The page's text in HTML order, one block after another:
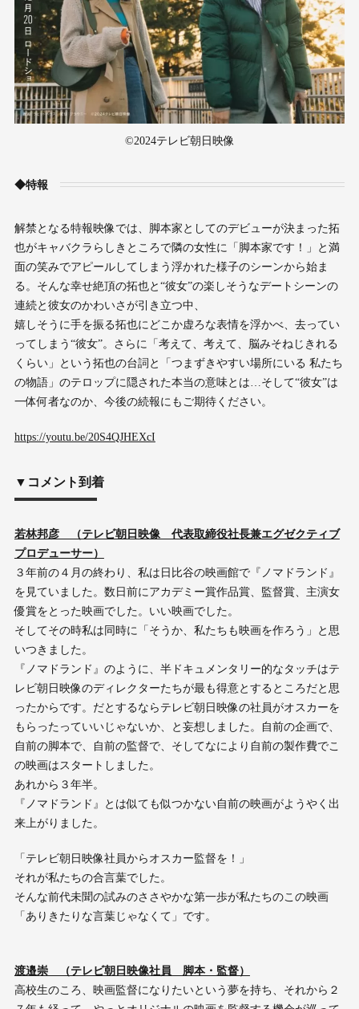
©2024テレビ朝日映像
◆特報
解禁となる特報映像では、脚本家としてのデビューが決まった拓
也がキャバクラらしきところで隣の女性に「脚本家です！」と満
面の笑みでアピールしてしまう浮かれた様子のシーンから始ま
る。そんな幸せ絶頂の拓也と“彼女”の楽しそうなデートシーンの
連続と彼女のかわいさが引き立つ中、
嬉しそうに手を振る拓也にどこか虚ろな表情を浮かべ、去ってい
ってしまう“彼女”。さらに「考えて、考えて、脳みそねじきれる
くらい」という拓也の台詞と「つまずきやすい場所にいる 私たち
の物語」のテロップに隠された本当の意味とは…そして“彼女”は
一体何者なのか、今後の続報にもご期待ください。
https://youtu.be/20S4QJHEXcI
▼コメント到着
若林邦彦 （テレビ朝日映像 代表取締役社長兼エグゼクティブ
プロデューサー）
３年前の４月の終わり、私は日比谷の映画館で『ノマドランド』
を見ていました。数日前にアカデミー賞作品賞、監督賞、主演女
優賞をとった映画でした。いい映画でした。
そしてその時私は同時に「そうか、私たちも映画を作ろう」と思
いつきました。
『ノマドランド』のように、半ドキュメンタリー的なタッチはテ
レビ朝日映像のディレクターたちが最も得意とするところだと思
ったからです。だとするならテレビ朝日映像の社員がオスカーを
もらったっていいじゃないか、と妄想しました。自前の企画で、
自前の脚本で、自前の監督で、そしてなにより自前の製作費でこ
の映画はスタートしました。
あれから３年半。
『ノマドランド』とは似ても似つかない自前の映画がようやく出
来上がりました。
「テレビ朝日映像社員からオスカー監督を！」
それが私たちの合言葉でした。
そんな前代未聞の試みのささやかな第一歩が私たちのこの映画
「ありきたりな言葉じゃなくて」です。
渡邉崇 （テレビ朝日映像社員 脚本・監督）
高校生のころ、映画監督になりたいという夢を持ち、それから２